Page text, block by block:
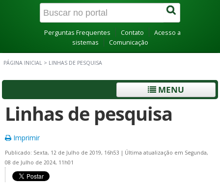
Canais
Perguntas Frequentes Contato
Acesso a
sistemas
Comunicação
PÁGINA INICIAL > LINHAS DE PESQUISA
MENU
Linhas de pesquisa
Imprimir
Publicado: Sexta, 12 de Julho de 2019, 16h53 | Última atualização em Segunda,
08 de Julho de 2024, 11h01